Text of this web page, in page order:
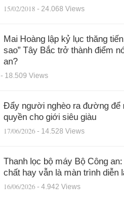
15/02/2018 - 24.068 Views
Mai Hoàng lập kỷ lục thăng
sao” Tây Bắc trở thành điểm
an?
- 18.509 Views
Đẩy người nghèo ra đường để
quyền cho giới siêu giàu
17/06/2026 - 14.528 Views
Thanh lọc bộ máy Bộ Công
chất hay vẫn là màn trình diễn
16/06/2026 - 4.942 Views